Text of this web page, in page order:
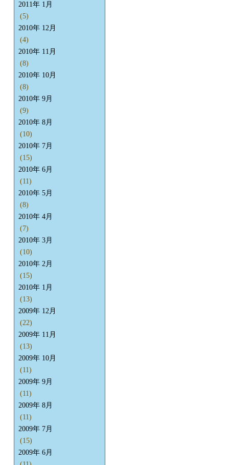
2011年 1月
(5)
2010年 12月
(4)
2010年 11月
(8)
2010年 10月
(8)
2010年 9月
(9)
2010年 8月
(10)
2010年 7月
(15)
2010年 6月
(11)
2010年 5月
(8)
2010年 4月
(7)
2010年 3月
(10)
2010年 2月
(15)
2010年 1月
(13)
2009年 12月
(22)
2009年 11月
(13)
2009年 10月
(11)
2009年 9月
(11)
2009年 8月
(11)
2009年 7月
(15)
2009年 6月